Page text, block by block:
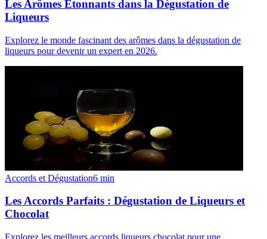
Les Arômes Étonnants dans la Dégustation de
Liqueurs
Explorez le monde fascinant des arômes dans la dégustation de
liqueurs pour devenir un expert en 2026.
Accords et Dégustation6 min
Les Accords Parfaits : Dégustation de Liqueurs et
Chocolat
Explorez les meilleurs accords liqueurs chocolat pour une